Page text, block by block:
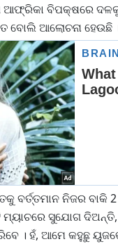
ଆଫ୍ରିକା ବିପକ୍ଷରେ
ବୋଲି ଆଲୋଚନା ହେଉଛି
ବର୍ତ୍ତମାନ ନିଜର
ମ୍ୟାଚରେ ସୁଯୋଗ
। ହଁ, ଆମେ କହୁଛୁ